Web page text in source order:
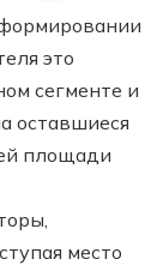
это
сегменте и
оставшиеся
площади
место